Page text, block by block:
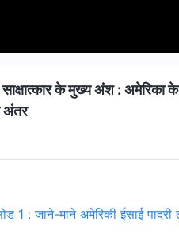
साक्षात्कार के मुख्य अंश : अमेरिका
अंतर
1 : जाने-माने अमेरिकी ईसाई